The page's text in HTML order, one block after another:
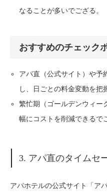
なることが多いでござる。
おすすめのチェック
アパ直（公式サイト）や予
し、日ごとの料金変動を把
繁忙期（ゴールデンウィー
幅にコストを削減できるで
3. アパ直のタイムセ
アパホテルの公式サイト「ア